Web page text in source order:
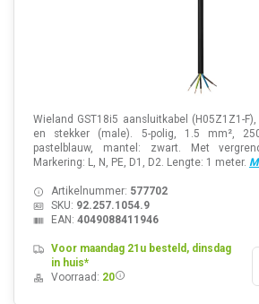
Wieland GST18i5 aansluitkabel (H05Z1Z1-
en stekker (male). 5-polig, 1.5 mm²,
pastelblauw, mantel: zwart. Met
Markering: L, N, PE, D1, D2. Lengte: 1 meter.
Artikelnummer: 577702
SKU: 92.257.1054.9
EAN: 4049088411946
Voor maandag 21u besteld, dinsdag
in huis*
Voorraad: 20